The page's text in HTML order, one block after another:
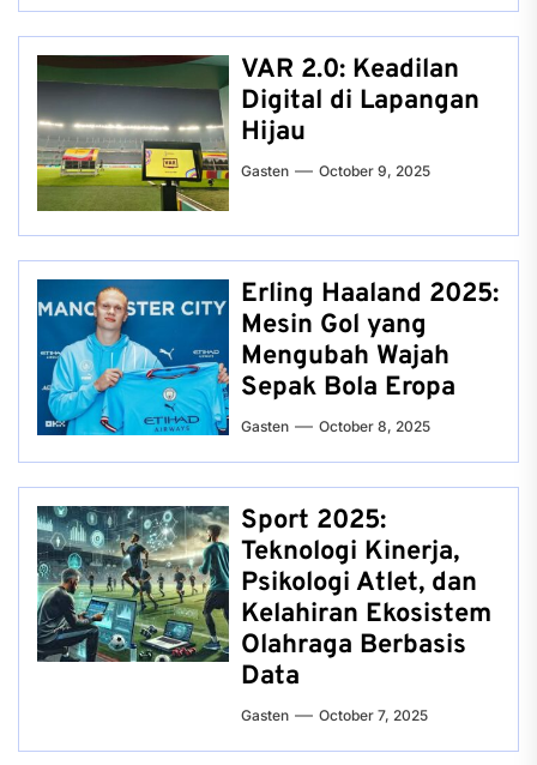
VAR 2.0: Keadilan
Digital di Lapangan
Hijau
Gasten October 9, 2025
Erling Haaland 2025:
Mesin Gol yang
Mengubah Wajah
Sepak Bola Eropa
Gasten October 8, 2025
Sport 2025:
Teknologi Kinerja,
Psikologi Atlet, dan
Kelahiran Ekosistem
Olahraga Berbasis
Data
Gasten October 7, 2025